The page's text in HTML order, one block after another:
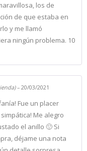
los de
de que estaba en
y me llamó
ningún problema. 10
– 20/03/2021
Fue un placer
Me alegro
el anillo 🙂 Si
déjame una nota